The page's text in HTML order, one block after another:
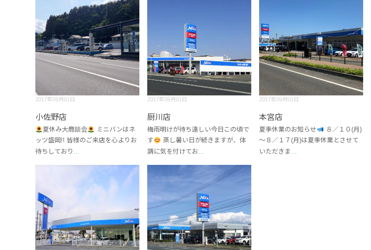
2017年09月01日
小佐野店
夏休み大商談会
ミニバンはネ
ッツ盛岡!! 皆様のご来店を心よりお
待ちしており ...
2017年09月01日
厨川店
梅雨明けが待ち遠しい今日この頃で
す
蒸し暑い日が続きますが、体
調に気を付けてお...
2017年09月01日
本宮店
夏季休業のお知らせ
８／１０(月)
～８／１７(月)は夏季休業とさせて
いただきま ...